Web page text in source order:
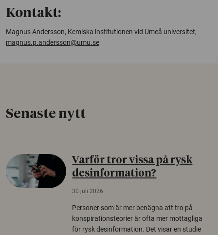
Kontakt:
Magnus Andersson, Kemiska institutionen vid Umeå universitet,
magnus.p.andersson@umu.se
Senaste nytt
Varför tror vissa på rysk
desinformation?
30 juli 2026
Personer som är mer benägna att tro på
konspirationsteorier är ofta mer mottagliga
för rysk desinformation. Det visar en studie